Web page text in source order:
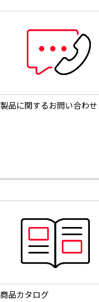
製品に関するお問い合わせ
商品カタログ